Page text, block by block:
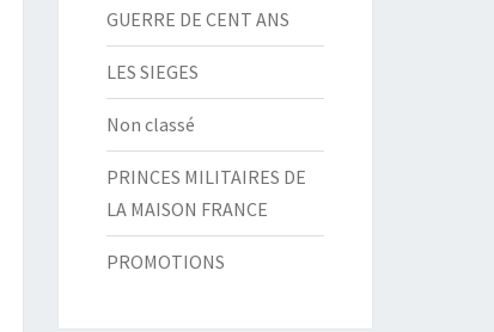
GUERRE DE CENT ANS
LES SIEGES
Non classé
PRINCES MILITAIRES DE
LA MAISON FRANCE
PROMOTIONS